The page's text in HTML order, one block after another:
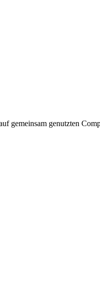
gemeinsam genutzten